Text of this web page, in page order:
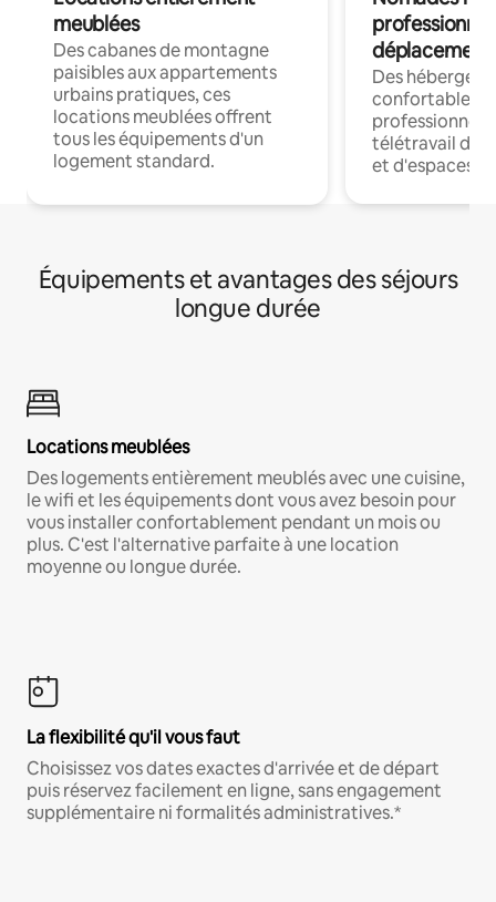
meublées
Des cabanes de montagne
paisibles aux appartements
urbains pratiques, ces
locations meublées offrent
tous les équipements d'un
logement standard.
déplacement
Des
confortables
professionnels
télétravail
et d'espaces
Équipements et avantages des séjours
longue durée
Locations meublées
Des logements entièrement meublés avec une cuisine,
le wifi et les équipements dont vous avez besoin pour
vous installer confortablement pendant un mois ou
plus. C'est l'alternative parfaite à une location
moyenne ou longue durée.
La flexibilité qu'il vous faut
Choisissez vos dates exactes d'arrivée et de départ
puis réservez facilement en ligne, sans engagement
supplémentaire ni formalités administratives.*